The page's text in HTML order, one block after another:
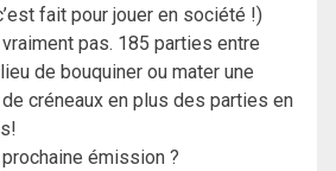
fait pour jouer en société !)
pas. 185 parties entre
de bouquiner ou mater une
créneaux en plus des parties en
émission ?